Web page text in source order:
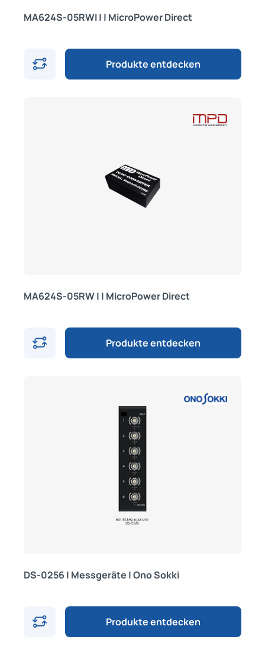
MA624S-05RWI | | MicroPower Direct
Produkte entdecken
MA624S-05RW | | MicroPower Direct
Produkte entdecken
DS-0256 | Messgeräte | Ono Sokki
Produkte entdecken